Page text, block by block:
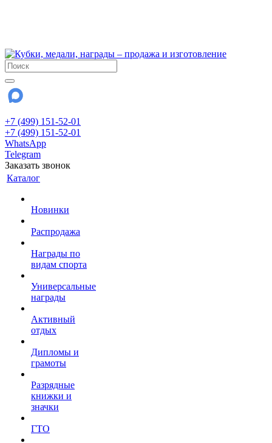
+7 (499) 151-52-01
+7 (499) 151-52-01
WhatsApp
Telegram
Заказать звонок
Каталог
Новинки
Распродажа
Награды по
видам спорта
Универсальные
награды
Активный
отдых
Дипломы и
грамоты
Разрядные
книжки и
значки
ГТО